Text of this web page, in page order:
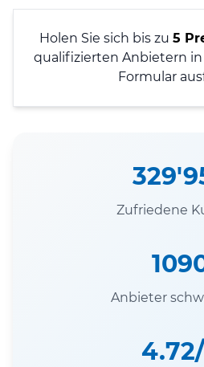
Holen Sie sich bis zu 5
qualifizierten Anbietern
Formular
Zufriedene
Anbieter